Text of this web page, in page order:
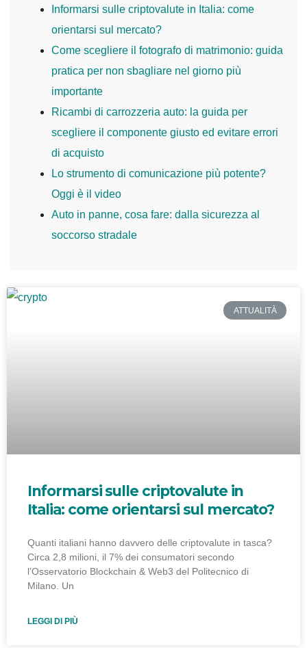
Informarsi sulle criptovalute in Italia: come
orientarsi sul mercato?
Come scegliere il fotografo di matrimonio: guida
pratica per non sbagliare nel giorno più
importante
Ricambi di carrozzeria auto: la guida per
scegliere il componente giusto ed evitare errori
di acquisto
Lo strumento di comunicazione più potente?
Oggi è il video
Auto in panne, cosa fare: dalla sicurezza al
soccorso stradale
ATTUALITÀ
Informarsi sulle criptovalute in
Italia: come orientarsi sul mercato?
Quanti italiani hanno davvero delle criptovalute in tasca?
Circa 2,8 milioni, il 7% dei consumatori secondo
l’Osservatorio Blockchain & Web3 del Politecnico di
Milano. Un
LEGGI DI PIÙ